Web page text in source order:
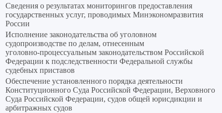
Сведения о результатах мониторингов предоставления
государственных услуг, проводимых Минэкономразвития
России
Исполнение законодательства об уголовном
судопроизводстве по делам, отнесенным
уголовно‑процессуальным законодательством Российской
Федерации к подследственности Федеральной службы
судебных приставов
Обеспечение установленного порядка деятельности
Конституционного Суда Российской Федерации, Верховного
Суда Российской Федерации, судов общей юрисдикции и
арбитражных судов